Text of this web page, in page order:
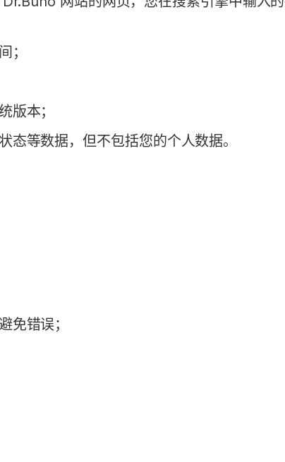
；
版本；
等数据，但不包括您的个人数据。
免错误；